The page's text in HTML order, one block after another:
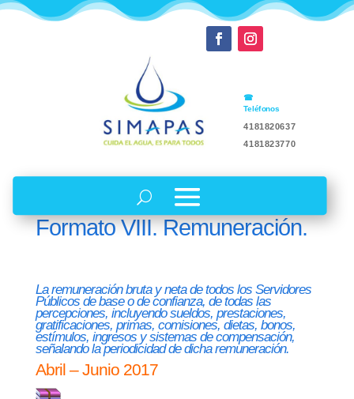
Teléfonos
4181820637
4181823770
Formato VIII. Remuneración.
La remuneración bruta y neta de todos los Servidores
Públicos de base o de confianza, de todas las
percepciones, incluyendo sueldos, prestaciones,
gratificaciones, primas, comisiones, dietas, bonos,
estímulos, ingresos y sistemas de compensación,
señalando la periodicidad de dicha remuneración.
Abril – Junio 2017